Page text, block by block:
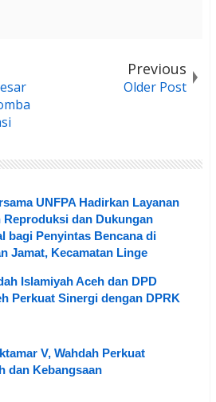
Previous
Older Post
UNFPA Hadirkan Layanan
Reproduksi dan Dukungan
bagi Penyintas Bencana di
Jamat, Kecamatan Linge
Islamiyah Aceh dan DPD
Perkuat Sinergi dengan DPRK
V, Wahdah Perkuat
dan Kebangsaan